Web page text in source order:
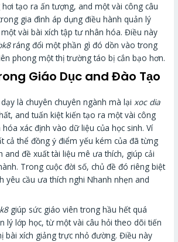
tạo ra ấn tượng, and một vài công câu
gia đình áp dụng điều hành quản lý
vài bài xích tập tư nhân hóa. Điều này
ráng đổi một phần gì đó dồn vào trong
phong một thị trường táo bị cắn bạo hơn.
Giáo Dục and Đào Tạo
là chuyên chuyên ngành mà lạixoc dia
and tuấn kiệt kiến tạo ra một vài công
xác định vào dữ liệu của học sinh. Ví
cả thể đồng ý điểm yếu kém của đã từng
and đề xuất tài liệu mê ưa thích, giúp cải
Trong cuộc đời số, chủ đề đó riêng biệt
yêu cầu ưa thích nghi Nhanh nhẹn and
giúp sức giáo viên trong hầu hết quá
lý lớp học, từ một vài câu hỏi theo dõi tiến
bài xích giảng trực nhỏ đường. Điều này